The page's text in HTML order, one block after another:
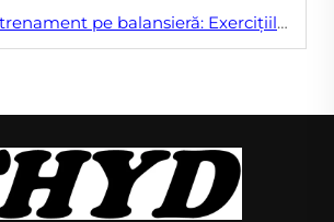
pe balansieră: Exercițiile cheie pentru a îmbunătăți stabilitatea și confidența